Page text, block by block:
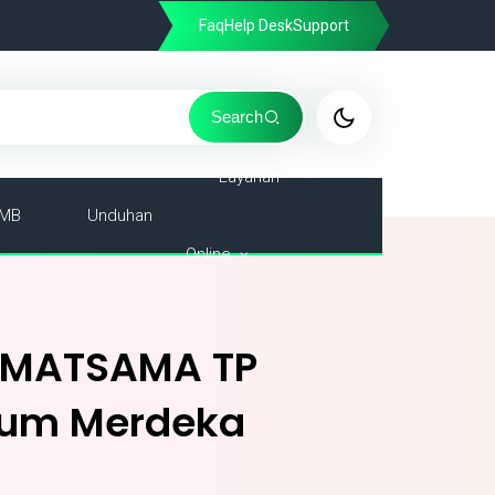
FaqHelp DeskSupport
Search
Unduhan
Layanan
Online
TP
Merdeka